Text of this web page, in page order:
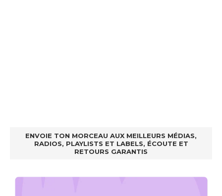
ENVOIE TON MORCEAU AUX MEILLEURS MÉDIAS,
RADIOS, PLAYLISTS ET LABELS, ÉCOUTE ET
RETOURS GARANTIS